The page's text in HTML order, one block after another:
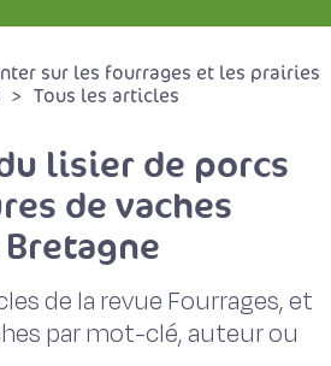
sur les fourrages et les prairies
Tous les articles
lisier de porcs
de vaches
de la revue Fourrages, et
par mot-clé, auteur ou